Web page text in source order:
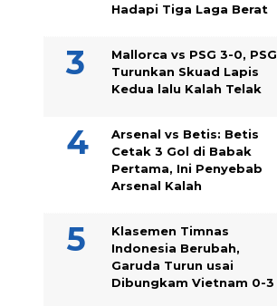
Hadapi Tiga Laga Berat
Mallorca vs PSG 3-0, PSG
Turunkan Skuad Lapis
Kedua lalu Kalah Telak
Arsenal vs Betis: Betis
Cetak 3 Gol di Babak
Pertama, Ini Penyebab
Arsenal Kalah
Klasemen Timnas
Indonesia Berubah,
Garuda Turun usai
Dibungkam Vietnam 0-3